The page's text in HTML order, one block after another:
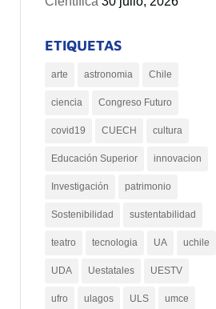
ETIQUETAS
arte astronomia Chile
ciencia Congreso Futuro
covid19 CUECH cultura
Educación Superior innovacion
Investigación patrimonio
Sostenibilidad sustentabilidad
teatro tecnologia UA uchile
UDA Uestatales UESTV
ufro ulagos ULS umce